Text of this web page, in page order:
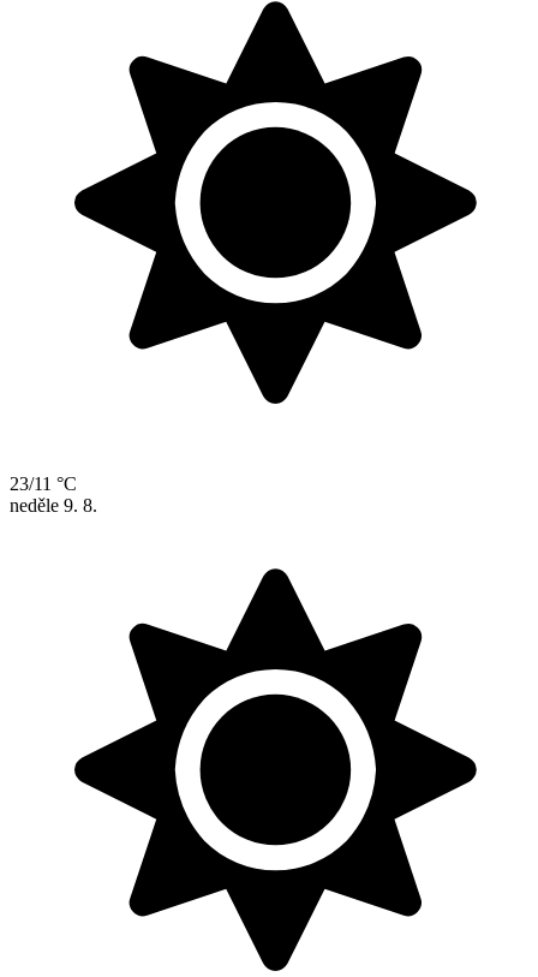
23/11 °C
neděle 9. 8.